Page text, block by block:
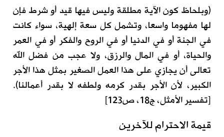
(وبلحاظ كون الآية مطلقة وليس فيها قيد أو شرط فإن
لها مفهوما واسعا، وتشمل كل سعة إلهية، سواء كانت
في الجنة أو في الدنيا أو في الروح والفكر أو في العمر
والحياة، أو في المال والرزق، ولا عجب من فضل الله
تعالى أن يجازي على هذا العمل الصغير بمثل هذا الأجر
الكبير، لأن الأجر بقدر كرمه ولطفه لا بقدر أعمالنا).
[تفسير الأمثل، ج18، ص123]
قيمة الاحترام للآخرين